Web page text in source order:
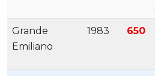
Grande
Emiliano
1983 650